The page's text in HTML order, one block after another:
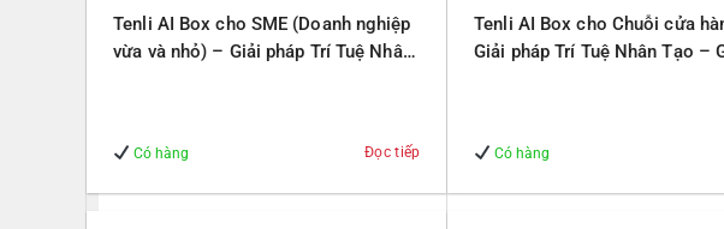
Tenli AI Box cho SME (Doanh nghiệp
vừa và nhỏ) – Giải pháp Trí Tuệ Nhân
Có hàng Đọc tiếp
Tenli AI Box cho Chuỗi cửa
Giải pháp Trí Tuệ Nhân Tạo –
Có hàng